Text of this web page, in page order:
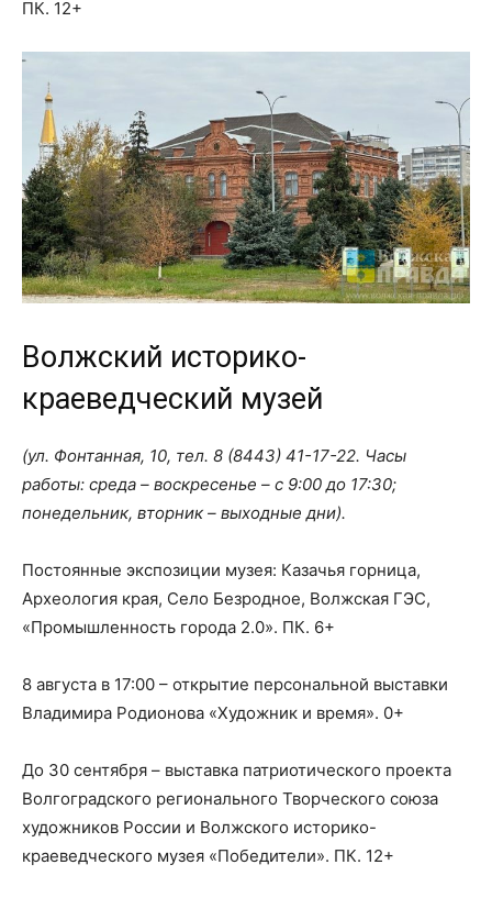
ПК. 12+
Волжский историко-
краеведческий музей
(ул. Фонтанная, 10, тел. 8 (8443) 41-17-22. Часы
работы: среда – воскресенье – с 9:00 до 17:30;
понедельник, вторник – выходные дни).
Постоянные экспозиции музея: Казачья горница,
Археология края, Село Безродное, Волжская ГЭС,
«Промышленность города 2.0». ПК. 6+
8 августа в 17:00 – открытие персональной выставки
Владимира Родионова «Художник и время». 0+
До 30 сентября – выставка патриотического проекта
Волгоградского регионального Творческого союза
художников России и Волжского историко-
краеведческого музея «Победители». ПК. 12+